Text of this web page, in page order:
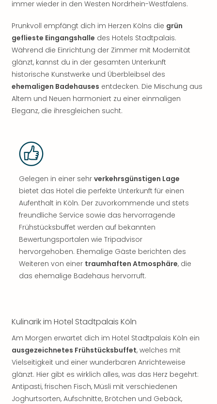
immer wieder in den Westen Nordrhein-Westfalens.
Prunkvoll empfängt dich im Herzen Kölns die grün
geflieste Eingangshalle des Hotels Stadtpalais.
Während die Einrichtung der Zimmer mit Modernität
glänzt, kannst du in der gesamten Unterkunft
historische Kunstwerke und Überbleibsel des
ehemaligen Badehauses entdecken. Die Mischung aus
Altem und Neuen harmoniert zu einer einmaligen
Eleganz, die ihresgleichen sucht.
Gelegen in einer sehr verkehrsgünstigen Lage
bietet das Hotel die perfekte Unterkunft für einen
Aufenthalt in Köln. Der zuvorkommende und stets
freundliche Service sowie das hervorragende
Frühstücksbuffet werden auf bekannten
Bewertungsportalen wie Tripadvisor
hervorgehoben. Ehemalige Gäste berichten des
Weiteren von einer traumhaften Atmosphäre, die
das ehemalige Badehaus hervorruft.
Kulinarik im Hotel Stadtpalais Köln
Am Morgen erwartet dich im Hotel Stadtpalais Köln ein
ausgezeichnetes Frühstücksbuffet, welches mit
Vielseitigkeit und einer wunderbaren Anrichteweise
glänzt. Hier gibt es wirklich alles, was das Herz begehrt:
Antipasti, frischen Fisch, Müsli mit verschiedenen
Joghurtsorten, Aufschnitte, Brötchen und Gebäck,